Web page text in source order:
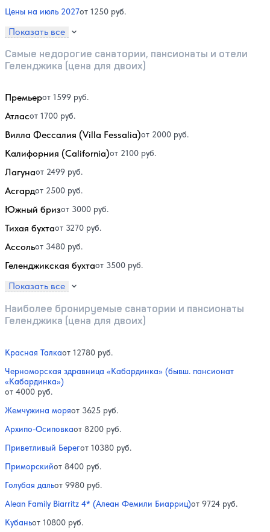
Цены на июль 2027от 1250 руб.
Показать все
Самые недорогие санатории, пансионаты и отели
Геленджика (цена для двоих)
Премьерот 1599 руб.
Атласот 1700 руб.
Вилла Фессалия (Villa Fessalia)от 2000 руб.
Калифорния (California)от 2100 руб.
Лагунаот 2499 руб.
Асгардот 2500 руб.
Южный бризот 3000 руб.
Тихая бухтаот 3270 руб.
Ассольот 3480 руб.
Геленджикская бухтаот 3500 руб.
Показать все
Наиболее бронируемые санатории и пансионаты
Геленджика (цена для двоих)
Красная Талкаот 12780 руб.
Черноморская здравница «Кабардинка» (бывш. пансионат
«Кабардинка»)
от 4000 руб.
Жемчужина моряот 3625 руб.
Архипо-Осиповкаот 8200 руб.
Приветливый Берегот 10380 руб.
Приморскийот 8400 руб.
Голубая дальот 9980 руб.
Alean Family Biarritz 4* (Алеан Фемили Биарриц)от 9724 руб.
Кубаньот 10800 руб.